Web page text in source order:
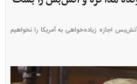
اجازه زیاده‌خواهی به آمریکا را نخواهیم